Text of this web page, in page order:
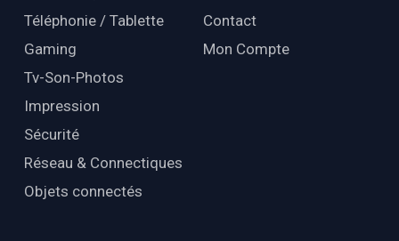
Téléphonie / Tablette
Gaming
Tv-Son-Photos
Impression
Sécurité
Réseau & Connectiques
Objets connectés
Contact
Mon Compte